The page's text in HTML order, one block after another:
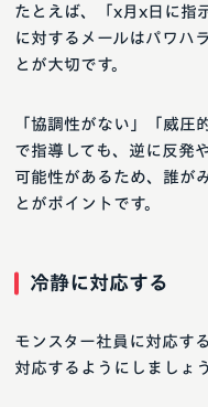
たとえば、「x月x日に
に対するメールはパワハ
とが大切です。
「協調性がない」「威圧
で指導しても、逆に反発
可能性があるため、誰が
とがポイントです。
冷静に対応する
モンスター社員に対応す
対応するようにしましょう